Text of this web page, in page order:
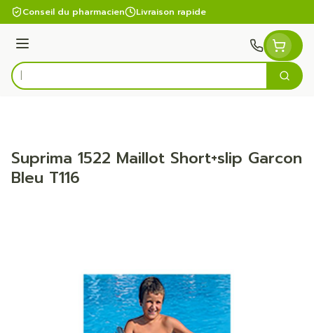
Aller au contenu
Conseil du pharmacien Livraison rapide
Menu
Rechercher
Suprima 1522 Maillot Short+slip Garcon
Bleu T116